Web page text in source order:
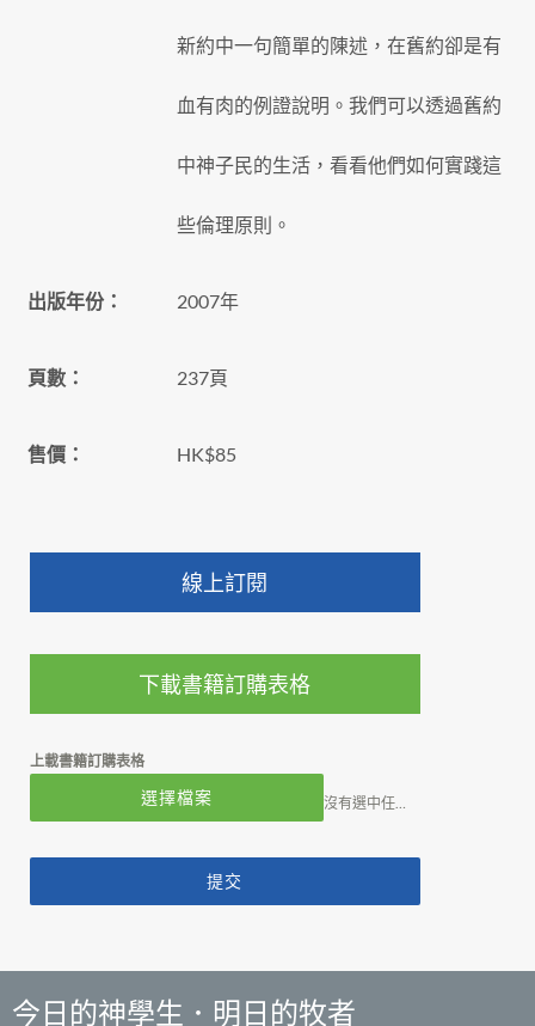
新約中一句簡單的陳述，在舊約卻是有
血有肉的例證說明。我們可以透過舊約
中神子民的生活，看看他們如何實踐這
些倫理原則。
出版年份： 2007年
頁數： 237頁
售價： HK$85
線上訂閱
下載書籍訂購表格
上載書籍訂購表格
選擇檔案
提交
今日的神學生．明日的牧者